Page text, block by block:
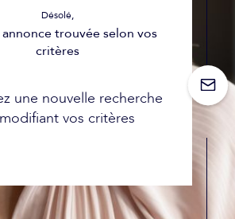
Désolé,
trouvée selon vos
critères
une nouvelle recherche
vos critères